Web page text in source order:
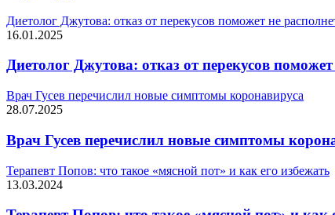
Диетолог Джутова: отказ от перекусов поможет не
16.01.2025
Диетолог Джутова: отказ от перекусов
Врач Гусев перечислил новые симптомы коронавируса
28.07.2025
Врач Гусев перечислил новые симптомы
Терапевт Попов: что такое «мясной пот» и как его избежать
13.03.2024